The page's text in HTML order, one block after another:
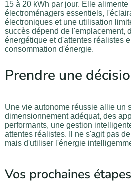
15 à 20 kWh par jour. Elle
électroménagers essentiels,
électroniques et une utilisation
succès dépend de l'emplacement,
énergétique et d'attentes réalistes
consommation d'énergie.
Prendre une
Une vie autonome réussie allie un
dimensionnement adéquat, des
performants, une gestion
attentes réalistes. Il ne s'agit pas
mais d'utiliser l'énergie
Vos prochaines étapes